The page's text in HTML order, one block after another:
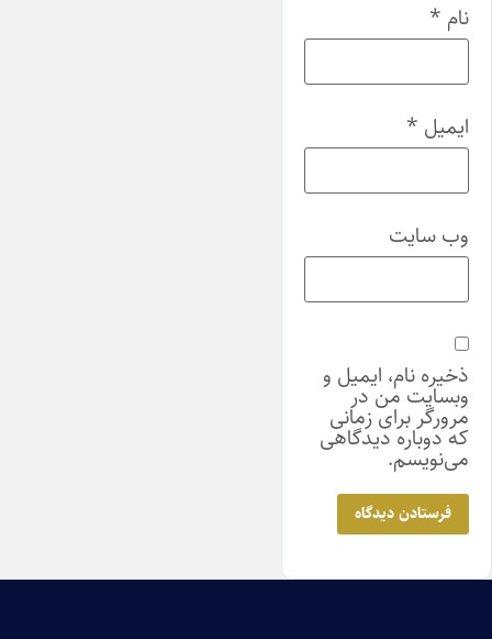
نام *
ایمیل *
وب‌ سایت
ذخیره نام، ایمیل و
وبسایت من در
مرورگر برای زمانی
که دوباره دیدگاهی
می‌نویسم.